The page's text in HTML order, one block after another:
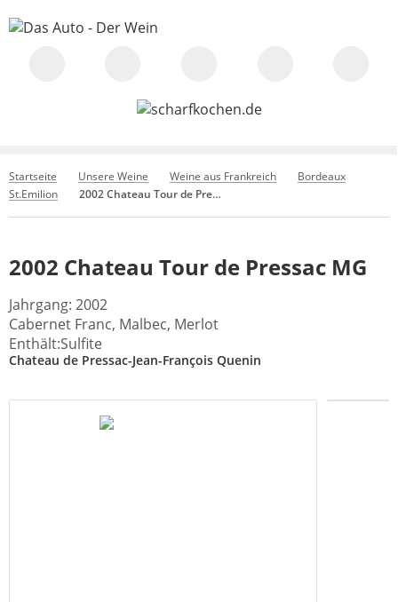
Startseite Unsere Weine Weine aus Frankreich
Bordeaux
St.Emilion
2002 Chateau Tour de Pressac MG
2002 Chateau Tour de Pressac MG
Jahrgang: 2002
Cabernet Franc, Malbec, Merlot
Enthält:Sulfite
Chateau de Pressac-Jean-François Quenin